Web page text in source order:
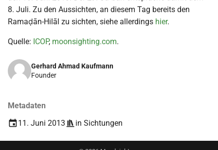
l
i
s
e
2015
2014
2013
2011
2010
Gerhard Ahmad Kaufmann
Founder
Metadaten
11. Juni 2013
in Sichtungen
8. Juli. Zu den Aussichten, an diesem Tag bereits den
Ramaḍān-Hilāl zu sichten, siehe allerdings hier.
Quelle: ICOP, moonsighting.com.